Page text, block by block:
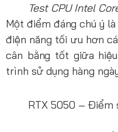
Test CPU Intel
Một điểm đáng chú ý
điện năng tối ưu hơn
cân bằng tốt giữa
trình sử dụng hàng
RTX 5050 – Điểm